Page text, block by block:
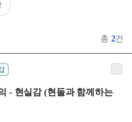
총 2건
- 현실감 (현돌과 함께하는